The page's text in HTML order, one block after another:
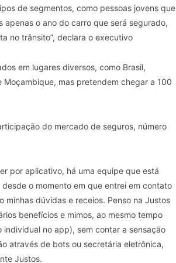
de segmentos, como pessoas jovens que
apenas o ano do carro que será segurado,
no trânsito”, declara o executivo
em lugares diversos, como Brasil,
Moçambique, mas pretendem chegar a 100
do mercado de seguros, número
por aplicativo, há uma equipe que está
o momento em que entrei em contato
dúvidas e receios. Penso na Justos
benefícios e mimos, ao mesmo tempo
no app), sem contar a sensação
através de bots ou secretária eletrônica,
Justos.